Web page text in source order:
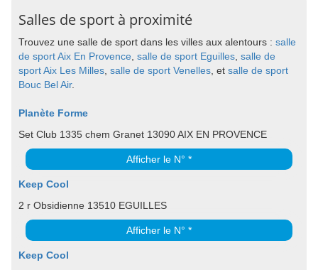
Salles de sport à proximité
Trouvez une salle de sport dans les villes aux alentours : salle
de sport Aix En Provence salle de sport Eguilles salle de
sport Aix Les Milles salle de sport Venelles , et salle de sport
Bouc Bel Air.
Planète Forme
Set Club 1335 chem Granet 13090 AIX EN PROVENCE
Afficher le N° *
Keep Cool
2 r Obsidienne 13510 EGUILLES
Afficher le N° *
Keep Cool